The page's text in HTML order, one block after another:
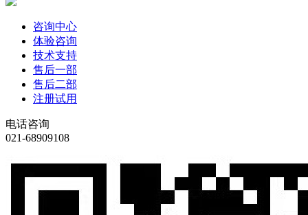
咨询中心
体验咨询
技术支持
售后一部
售后二部
注册试用
电话咨询
021-68909108